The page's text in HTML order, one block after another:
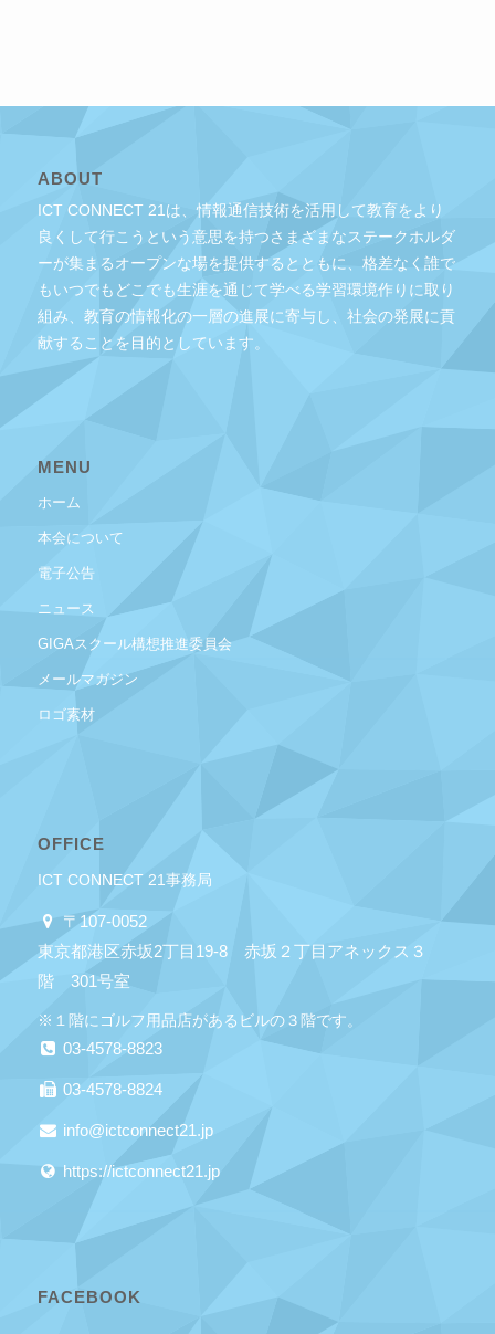
ABOUT
ICT CONNECT 21は、情報通信技術を活用して教育をより
良くして行こうという意思を持つさまざまなステークホルダ
ーが集まるオープンな場を提供するとともに、格差なく誰で
もいつでもどこでも生涯を通じて学べる学習環境作りに取り
組み、教育の情報化の一層の進展に寄与し、社会の発展に貢
献することを目的としています。
MENU
ホーム
本会について
電子公告
ニュース
GIGAスクール構想推進委員会
メールマガジン
ロゴ素材
OFFICE
ICT CONNECT 21事務局
〒107-0052
東京都港区赤坂2丁目19-8 赤坂２丁目アネックス３
階 301号室
※１階にゴルフ用品店があるビルの３階です。
03-4578-8823
03-4578-8824
info@ictconnect21.jp
https://ictconnect21.jp
FACEBOOK